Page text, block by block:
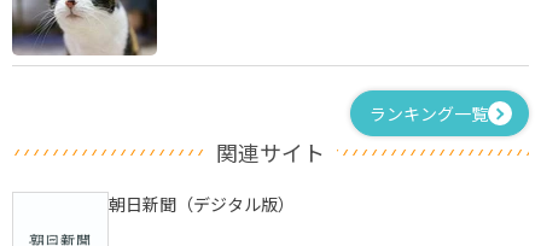
ランキング一覧
関連サイト
朝日新聞（デジタル版）